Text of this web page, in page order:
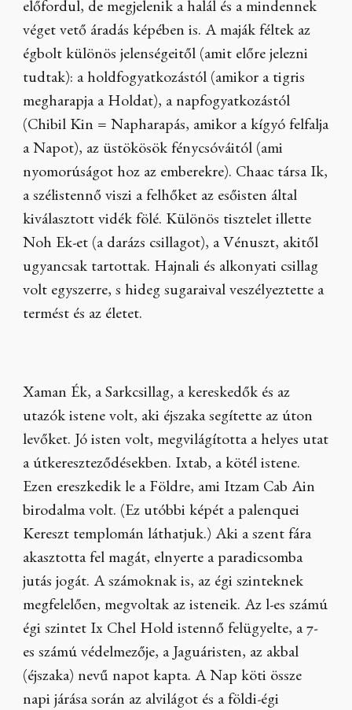
előfordul, de megjelenik a halál és a mindennek
véget vető áradás képében is. A maják féltek az
égbolt különös jelenségeitől (amit előre jelezni
tudtak): a holdfogyatkozástól (amikor a tigris
megharapja a Holdat), a napfogyatkozástól
(Chibil Kin = Napharapás, amikor a kígyó felfalja
a Napot), az üstökösök fénycsóváitól (ami
nyomorúságot hoz az emberekre). Chaac társa Ik,
a szélistennő viszi a felhőket az esőisten által
kiválasztott vidék fölé. Különös tisztelet illette
Noh Ek-et (a darázs csillagot), a Vénuszt, akitől
ugyancsak tartottak. Hajnali és alkonyati csillag
volt egyszerre, s hideg sugaraival veszélyeztette a
termést és az életet.
Xaman Ék, a Sarkcsillag, a kereskedők és az
utazók istene volt, aki éjszaka segítette az úton
levőket. Jó isten volt, megvilágította a helyes utat
a útkereszteződésekben. Ixtab, a kötél istene.
Ezen ereszkedik le a Földre, ami Itzam Cab Ain
birodalma volt. (Ez utóbbi képét a palenquei
Kereszt templomán láthatjuk.) Aki a szent fára
akasztotta fel magát, elnyerte a paradicsomba
jutás jogát. A számoknak is, az égi szinteknek
megfelelően, megvoltak az isteneik. Az l-es számú
égi szintet Ix Chel Hold istennő felügyelte, a 7-
es számú védelmezője, a Jaguáristen, az akbal
(éjszaka) nevű napot kapta. A Nap köti össze
napi járása során az alvilágot és a földi-égi